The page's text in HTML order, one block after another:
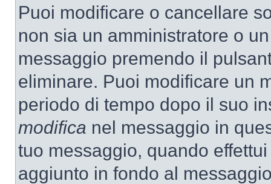
Puoi modificare o cancellare
non sia un amministratore o
messaggio premendo il
eliminare. Puoi modificare un
periodo di tempo dopo il suo
modifica nel messaggio in
tuo messaggio, quando
aggiunto in fondo al